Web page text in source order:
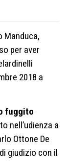
Manduca,
per aver
2018 a
fuggito
nell’udienza a
Ottone De
giudizio con il